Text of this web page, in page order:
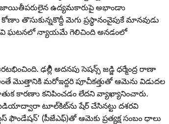
ఉద్యమకారుపై అభాండాు
తొసుకున్నకొద్దీ మెగు ప్రస్థానంవైపుకే మానవుడు
ఘటనలో న్యాయమే గెలిచింది అనడంలో
ఢల్లీి అదనపు సెషన్స్‌ జడ్జి ధర్మేంద్ర రాణా
మొత్తానికి మరోఇద్దరి పూచీకత్తుతో ఆమెను విడుదల‌
కారణాు కనిపించడం లేదని వ్యాఖ్యానించారు.
టూల్‌కిట్‌ను షేర్‌ చేసినట్టు దశరవి
ఫౌండేషన్‌’ (పీజేఎఫ్‌)తో ఆమెకు ప్రత్యక్ష సంబం ధాలు